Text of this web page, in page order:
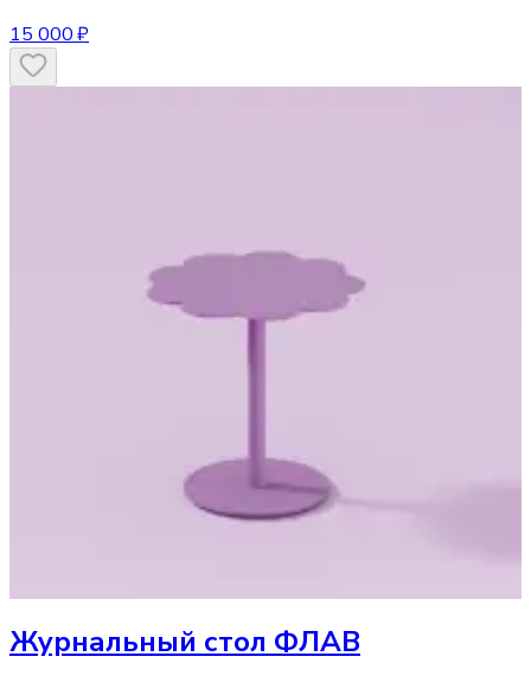
15 000 ₽
Журнальный стол ФЛАВ